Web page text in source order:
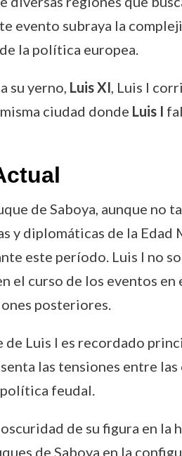
evento subraya la
la política europea.
su yerno, Luis XI, Luis I
ciudad donde Luis I
de Saboya, aunque
y diplomáticas de la Edad
este período. Luis I no
el curso de los eventos
posteriores.
de Luis I es recordado
las tensiones entre
feudal.
de su figura en
de Saboya en la